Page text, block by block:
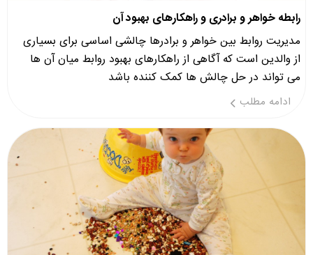
رابطه خواهر و برادری و راهکارهای بهبود آن
مدیریت روابط بین خواهر و برادرها چالشی اساسی برای بسیاری
از والدین است که آگاهی از راهکارهای بهبود روابط میان آن ها
می تواند در حل چالش ها کمک کننده باشد
ادامه مطلب